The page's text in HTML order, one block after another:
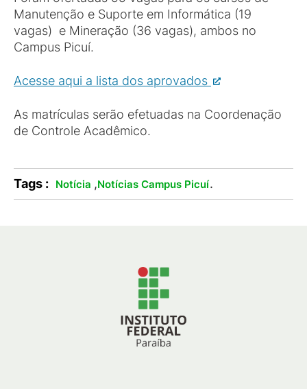
Manutenção e Suporte em Informática (19
vagas) e Mineração (36 vagas), ambos no
Campus Picuí.
Acesse aqui a lista dos aprovados
As matrículas serão efetuadas na Coordenação
de Controle Acadêmico.
Tags : Notícia ,Notícias Campus Picuí.